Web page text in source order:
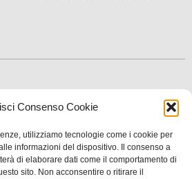
Consenso Cookie
utilizziamo tecnologie come i cookie per
informazioni del dispositivo. Il consenso a
di elaborare dati come il comportamento di
sito. Non acconsentire o ritirare il